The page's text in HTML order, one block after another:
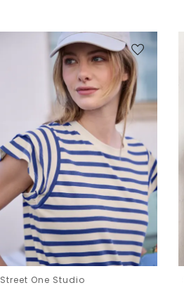
Street One Studio